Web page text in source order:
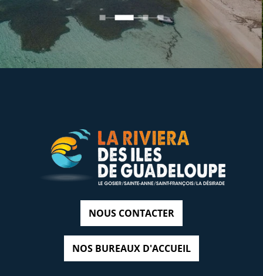
NOUS CONTACTER
NOS BUREAUX D'ACCUEIL